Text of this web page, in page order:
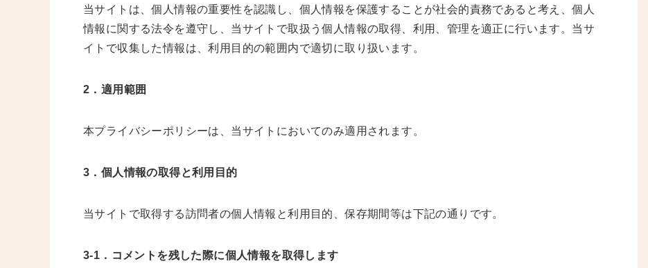
当サイトは、個人情報の重要性を認識し、個人情報を保護することが社会的責務であると考え、個人
情報に関する法令を遵守し、当サイトで取扱う個人情報の取得、利用、管理を適正に行います。当サ
イトで収集した情報は、利用目的の範囲内で適切に取り扱います。
2．適用範囲
本プライバシーポリシーは、当サイトにおいてのみ適用されます。
3．個人情報の取得と利用目的
当サイトで取得する訪問者の個人情報と利用目的、保存期間等は下記の通りです。
3-1．コメントを残した際に個人情報を取得します